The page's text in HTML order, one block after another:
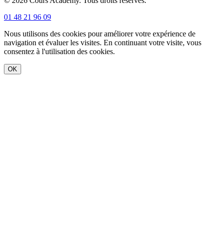
01 48 21 96 09
Nous utilisons des cookies pour améliorer votre expérience de
navigation et évaluer les visites. En continuant votre visite, vous
consentez à l'utilisation des cookies.
OK